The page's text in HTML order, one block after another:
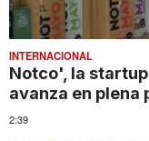
INTERNACIONAL
Notco', la
avanza en plena
2:39